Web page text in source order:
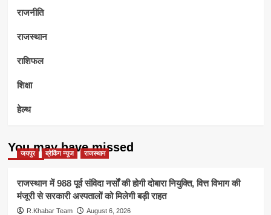
राजनीति
राजस्थान
राशिफल
शिक्षा
हेल्थ
You may have missed
जयपुर ब्रेकिंग न्यूज राजस्थान
राजस्थान में 988 पूर्व संविदा नर्सों की होगी दोबारा नियुक्ति, वित्त विभाग की
मंजूरी से सरकारी अस्पतालों को मिलेगी बड़ी राहत
R.Khabar Team August 6, 2026